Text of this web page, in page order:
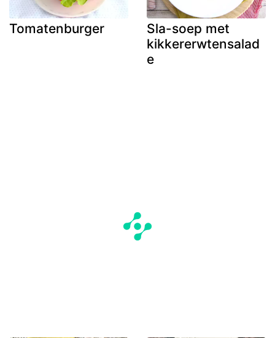
Tomatenburger
Sla-soep met
kikkererwtensalad
e